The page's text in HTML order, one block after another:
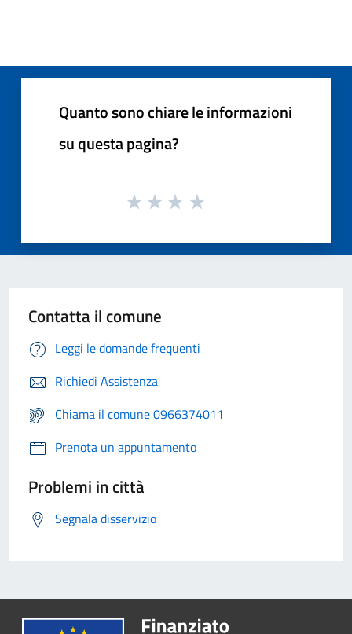
Quanto sono chiare le informazioni
su questa pagina?
Contatta il comune
Leggi le domande frequenti
Richiedi Assistenza
Chiama il comune 0966374011
Prenota un appuntamento
Problemi in città
Segnala disservizio